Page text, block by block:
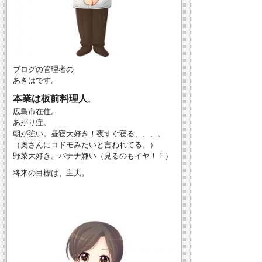
ブログの管理者の
あきはです。
本業は板前料理人 。
広島市在住。
あがり症。
朝が強い。昼寝大好き！夜すぐ寝る、、、。
（奥さんにコドモみたいと言われてる。）
野菜大好き。バナナ嫌い（見るのもイヤ！！）
将来の目標は、主夫。